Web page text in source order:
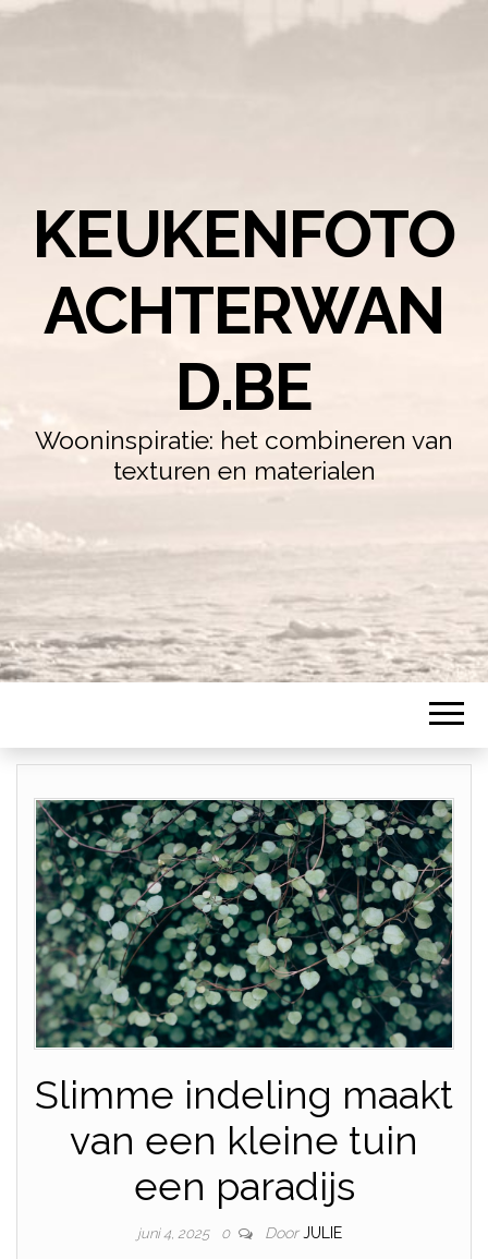
KEUKENFOTO
ACHTERWAN
D.BE
Wooninspiratie: het combineren van
texturen en materialen
Slimme indeling maakt
van een kleine tuin
een paradijs
juni 4, 2025 0 Door JULIE